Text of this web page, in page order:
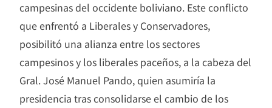
campesinas del occidente boliviano. Este conflicto
que enfrentó a Liberales y Conservadores,
posibilitó una alianza entre los sectores
campesinos y los liberales paceños, a la cabeza del
Gral. José Manuel Pando, quien asumiría la
presidencia tras consolidarse el cambio de los